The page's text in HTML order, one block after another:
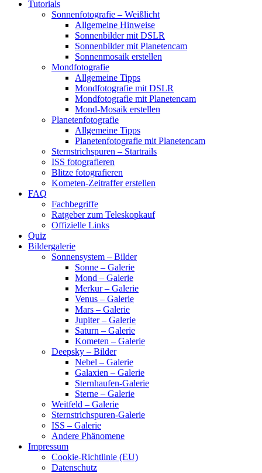
Tutorials
Sonnenfotografie – Weißlicht
Allgemeine Hinweise
Sonnenbilder mit DSLR
Sonnenbilder mit Planetencam
Sonnenmosaik erstellen
Mondfotografie
Allgemeine Tipps
Mondfotografie mit DSLR
Mondfotografie mit Planetencam
Mond-Mosaik erstellen
Planetenfotografie
Allgemeine Tipps
Planetenfotografie mit Planetencam
Sternstrichspuren – Startrails
ISS fotografieren
Blitze fotografieren
Kometen-Zeitraffer erstellen
FAQ
Fachbegriffe
Ratgeber zum Teleskopkauf
Offizielle Links
Quiz
Bildergalerie
Sonnensystem – Bilder
Sonne – Galerie
Mond – Galerie
Merkur – Galerie
Venus – Galerie
Mars – Galerie
Jupiter – Galerie
Saturn – Galerie
Kometen – Galerie
Deepsky – Bilder
Nebel – Galerie
Galaxien – Galerie
Sternhaufen-Galerie
Sterne – Galerie
Weitfeld – Galerie
Sternstrichspuren-Galerie
ISS – Galerie
Andere Phänomene
Impressum
Cookie-Richtlinie (EU)
Datenschutz